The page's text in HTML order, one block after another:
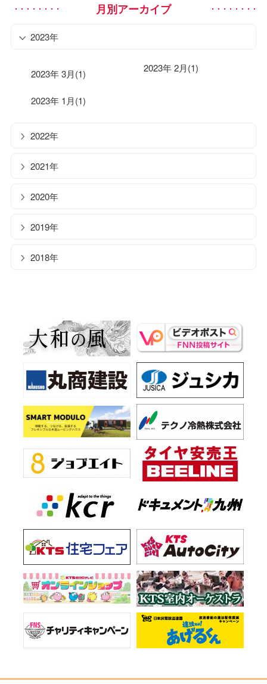
月別アーカイブ
2023年
2023年 3月(1) 2023年 2月(1)
2023年 1月(1)
2022年
2021年
2020年
2019年
2018年